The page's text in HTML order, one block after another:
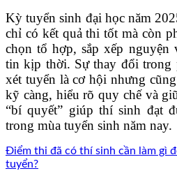
Kỳ tuyển sinh đại học năm
chỉ có kết quả thi tốt mà còn
chọn tổ hợp, sắp xếp nguyện
tin kịp thời. Sự thay đổi trong
xét tuyển là cơ hội nhưng
kỹ càng, hiểu rõ quy chế và
“bí quyết” giúp thí sinh đạt
trong mùa tuyển sinh năm nay.
Điểm thi đã có thí sinh cần làm gì
tuyển?